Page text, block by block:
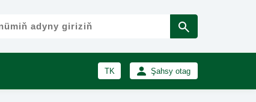
TK
RU
Şahsy otag